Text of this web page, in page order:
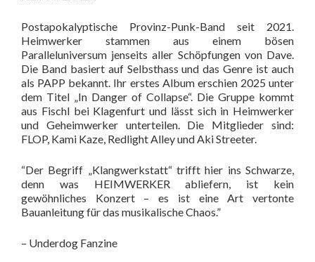
Postapokalyptische Provinz-Punk-Band seit 2021.
Heimwerker stammen aus einem bösen
Paralleluniversum jenseits aller Schöpfungen von Dave.
Die Band basiert auf Selbsthass und das Genre ist auch
als PAPP bekannt. Ihr erstes Album erschien 2025 unter
dem Titel „In Danger of Collapse“. Die Gruppe kommt
aus Fischl bei Klagenfurt und lässt sich in Heimwerker
und Geheimwerker unterteilen. Die Mitglieder sind:
FLOP, Kami Kaze, Redlight Alley und Aki Streeter.
“Der Begriff „Klangwerkstatt“ trifft hier ins Schwarze,
denn was HEIMWERKER abliefern, ist kein
gewöhnliches Konzert – es ist eine Art vertonte
Bauanleitung für das musikalische Chaos.”
– Underdog Fanzine